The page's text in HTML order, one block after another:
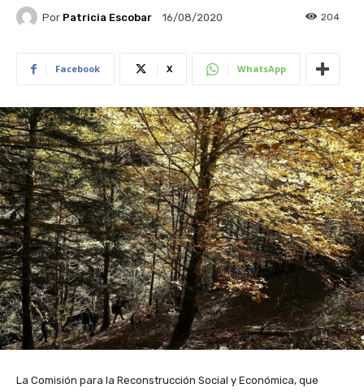
Por Patricia Escobar 16/08/2020 204
Facebook X WhatsApp
La Comisión para la Reconstrucción Social y Económica, que